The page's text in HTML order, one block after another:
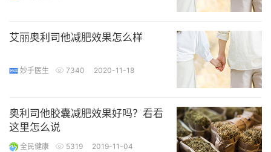
艾丽奥利司他减肥效果怎么样
妙手医生 7340 2020-11-18
奥利司他胶囊减肥效果好吗？看看
这里怎么说
全民健康 5319 2019-11-04